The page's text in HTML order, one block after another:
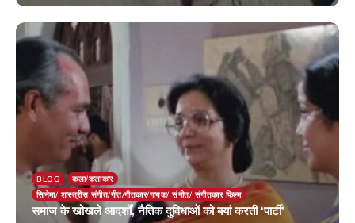
20 May 2026
BLOG
कला/कलाकार
सिनेमा/ शास्त्रीस संगीत/गीत/गीतकार/गायक/ संगीत/ संगीतकार फिल्म
समाज के खोखले आदर्शों, नैतिक दुविधाओं को बयां करती ‘पार्टी’